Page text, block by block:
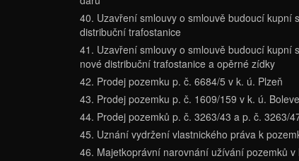
40. Uzavření smlouvy o smlouvě budoucí kupní
distribuční trafostanice
41. Uzavření smlouvy o smlouvě budoucí kupní
nové distribuční trafostanice a opěrné zídky
42. Prodej pozemku p. č. 6684/5 v k. ú. Plzeň
43. Prodej pozemku p. č. 1609/159 v k. ú.
44. Prodej pozemků p. č. 3263/43 a p. č. 3263/
45. Uznání vydržení vlastnického práva k
46. Majetkoprávní narovnání užívání pozemků